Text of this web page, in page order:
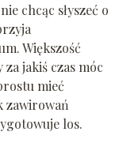
chcąc słyszeć o
Większość
za jakiś czas móc
mieć
zawirowań
los.